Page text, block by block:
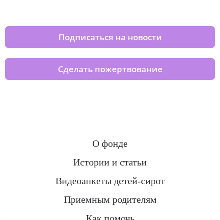
Подписаться на новости
Сделать пожертвование
О фонде
Истории и статьи
Видеоанкеты детей-сирот
Приемным родителям